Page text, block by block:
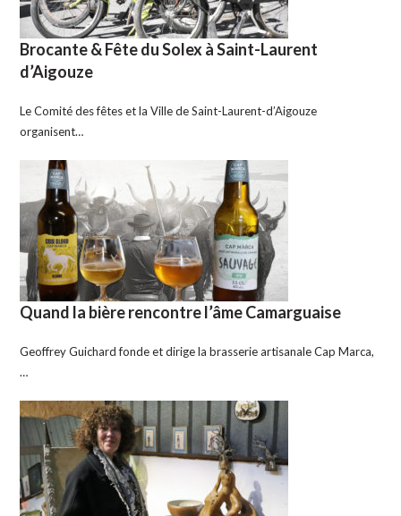
Brocante & Fête du Solex à Saint-Laurent
d’Aigouze
Le Comité des fêtes et la Ville de Saint-Laurent-d’Aigouze
organisent…
Quand la bière rencontre l’âme Camarguaise
Geoffrey Guichard fonde et dirige la brasserie artisanale Cap Marca,
…